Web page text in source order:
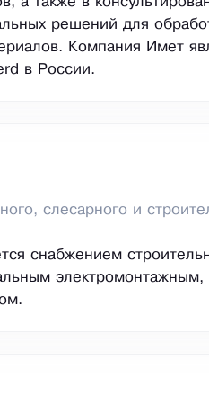
решений для
Компания Имет
в России.
слесарного и
снабжением
электромонтажным,